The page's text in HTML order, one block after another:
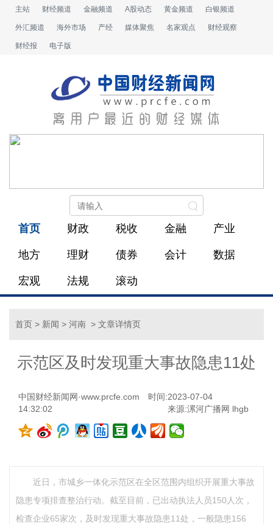
主站 财经频道 金融频道 A股动态 黄金频道 白银频道
外汇频道 海外市场 产经 媒体聚焦 名家观点 财经观察
财经报 电子版
首页 财政 税收 金融 产业
地方 理财 债券 会计 数据
宏观 法规 滚动
首页 > 新闻 > 河南 > 文章详情页
示范区及时发现重大事故隐患11处
中国财经新闻网·www.prcfe.com
时间:2023-07-04
14:32:02
来源:漯河广播网 lhgb
近日，市城乡一体化示范区在全区范围内组织开展重大事故
隐患专项排查整治行动。截至目前，已出动执法人员150人次，
检查企业65家次，及时发现重大事故隐患11处，一般隐患156